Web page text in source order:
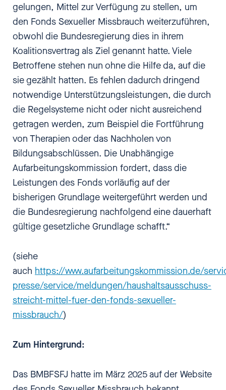
gelungen, Mittel zur Verfügung zu stellen, um
den Fonds Sexueller Missbrauch weiterzuführen,
obwohl die Bundesregierung dies in ihrem
Koalitionsvertrag als Ziel genannt hatte. Viele
Betroffene stehen nun ohne die Hilfe da, auf die
sie gezählt hatten. Es fehlen dadurch dringend
notwendige Unterstützungsleistungen, die durch
die Regelsysteme nicht oder nicht ausreichend
getragen werden, zum Beispiel die Fortführung
von Therapien oder das Nachholen von
Bildungsabschlüssen. Die Unabhängige
Aufarbeitungskommission fordert, dass die
Leistungen des Fonds vorläufig auf der
bisherigen Grundlage weitergeführt werden und
die Bundesregierung nachfolgend eine dauerhaft
gültige gesetzliche Grundlage schafft.“
(siehe
auch https://www.aufarbeitungskommission.de/
presse/service/meldungen/haushaltsausschuss-
streicht-mittel-fuer-den-fonds-sexueller-
missbrauch/)
Zum Hintergrund:
Das BMBFSFJ hatte im März 2025 auf der Website